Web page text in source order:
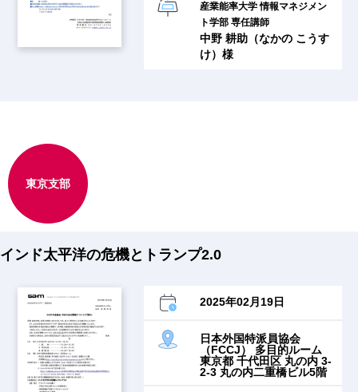
産業能率大学 情報マネジメン
ト学部 専任講師
中野 耕助（なかの こうす
け）様
東京支部
インド太平洋の危機とトランプ2.0
2025年02月19日
日本外国特派員協会
（FCCJ） 多目的ルーム
東京都 千代田区 丸の内 3-
2-3 丸の内二重橋ビル5階